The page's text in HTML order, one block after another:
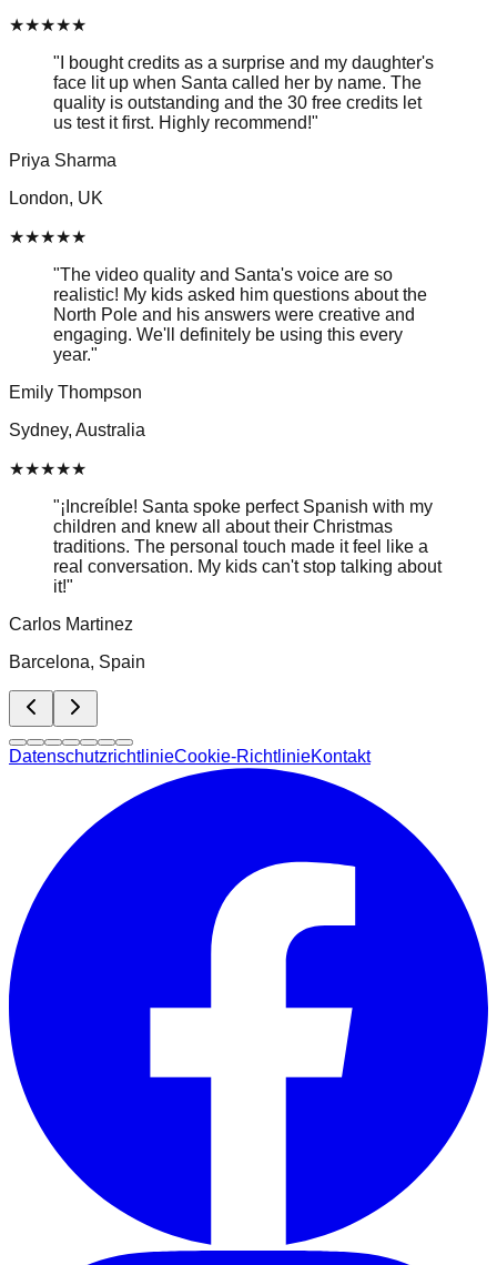
★★★★★
" I bought credits as a surprise and my daughter's
face lit up when Santa called her by name. The
quality is outstanding and the 30 free credits let
us test it first. Highly recommend!"
Priya Sharma
London, UK
★★★★★
"The video quality and Santa's voice are so
realistic! My kids asked him questions about the
North Pole and his answers were creative and
engaging. We'll definitely be using this every
year."
Emily Thompson
Sydney, Australia
★★★★★
"¡Increíble! Santa spoke perfect Spanish with my
children and knew all about their Christmas
traditions. The personal touch made it feel like a
real conversation. My kids can't stop talking about
it!"
Carlos Martinez
Barcelona, Spain
DatenschutzrichtlinieCookie-RichtlinieKontakt